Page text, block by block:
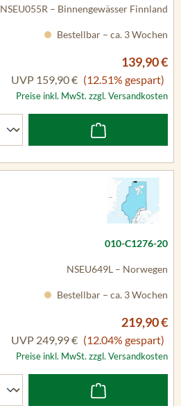
NSEU055R – Binnengewässer Finnland
Bestellbar – ca. 3 Wochen
139,90 €
UVP 159,90 € (12.51% gespart)
Preise inkl. MwSt. zzgl. Versandkosten
010-C1276-20
NSEU649L – Norwegen
Bestellbar – ca. 3 Wochen
219,90 €
UVP 249,99 € (12.04% gespart)
Preise inkl. MwSt. zzgl. Versandkosten